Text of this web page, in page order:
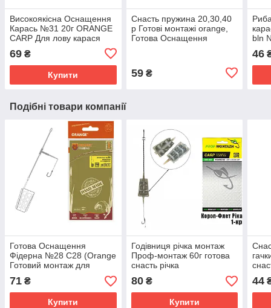
Високоякісна Оснащення
Карась №31 20г ORANGE
CARP Для лову карася
69 ₴
Купити
Снасть пружина 20,30,40
р Готові монтажі orange,
Готова Оснащення
59₴
bln
46
Подібні товари компанії
Готова Оснащення
Фідерна №28 С28 (Orange
Готовий монтаж для
71 ₴
Купити
Годівниця річка монтаж
Проф-монтаж 60г готова
снасть річка
80₴
Купити
44